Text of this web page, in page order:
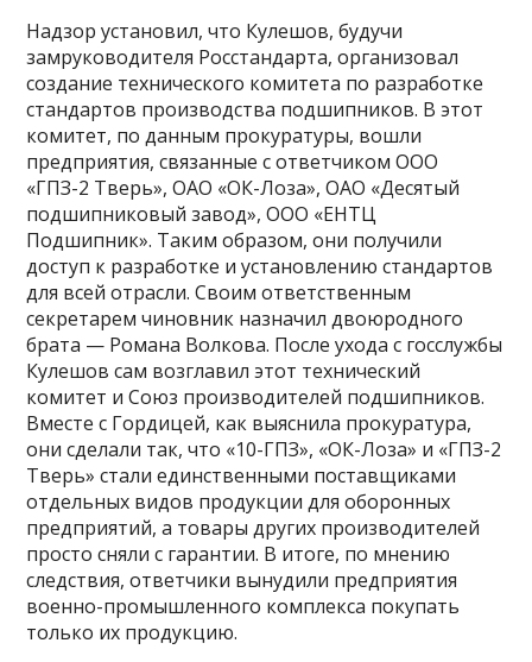
Надзор установил, что Кулешов, будучи
замруководителя Росстандарта, организовал
создание технического комитета по разработке
стандартов производства подшипников. В этот
комитет, по данным прокуратуры, вошли
предприятия, связанные с ответчиком ООО
«ГПЗ-2 Тверь», ОАО «ОК-Лоза», ОАО «Десятый
подшипниковый завод», ООО «ЕНТЦ
Подшипник». Таким образом, они получили
доступ к разработке и установлению стандартов
для всей отрасли. Своим ответственным
секретарем чиновник назначил двоюродного
брата — Романа Волкова. После ухода с госслужбы
Кулешов сам возглавил этот технический
комитет и Союз производителей подшипников.
Вместе с Гордицей, как выяснила прокуратура,
они сделали так, что «10-ГПЗ», «ОК-Лоза» и «ГПЗ-2
Тверь» стали единственными поставщиками
отдельных видов продукции для оборонных
предприятий, а товары других производителей
просто сняли с гарантии. В итоге, по мнению
следствия, ответчики вынудили предприятия
военно-промышленного комплекса покупать
только их продукцию.